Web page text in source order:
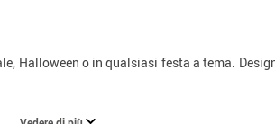
Halloween o in qualsiasi festa a tema.